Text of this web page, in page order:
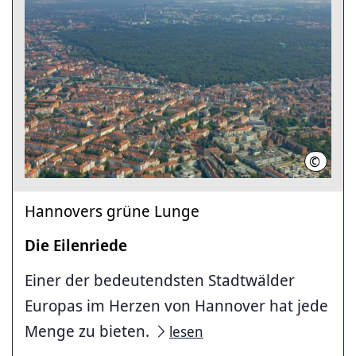
© HMTG
Hannovers grüne Lunge
Die Eilenriede
Einer der bedeutendsten Stadtwälder
Europas im Herzen von Hannover hat jede
Menge zu bieten.
lesen